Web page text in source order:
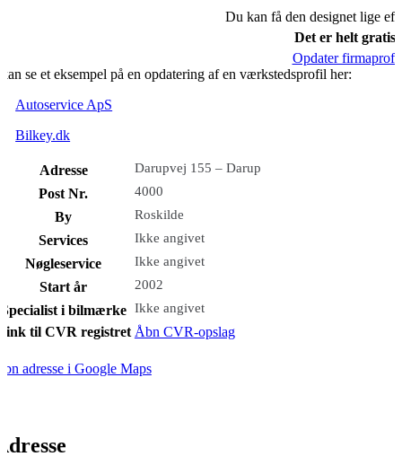
Du kan få den designet lige
Det er helt gratis.
Opdater firmaprofil
se et eksempel på en opdatering af en værkstedsprofil her:
Autoservice ApS
Bilkey.dk
Adresse Darupvej 155 – Darup
Post Nr. 4000
By Roskilde
Services Ikke angivet
Nøgleservice Ikke angivet
Start år 2002
Specialist i bilmærke Ikke angivet
til CVR registret Åbn CVR-opslag
adresse i Google Maps